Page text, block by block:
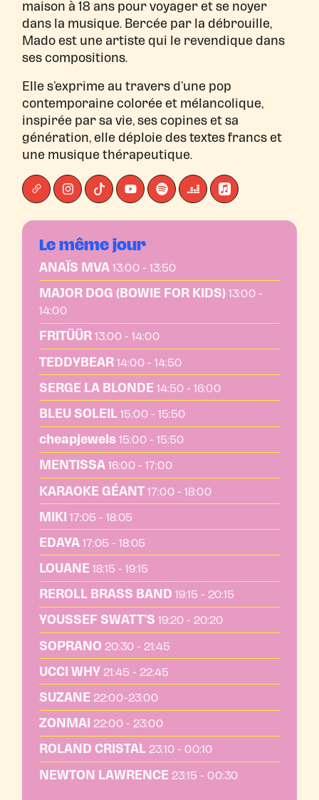
maison à 18 ans pour voyager et se noyer
dans la musique. Bercée par la débrouille,
Mado est une artiste qui le revendique dans
ses compositions.
Elle s’exprime au travers d’une pop
contemporaine colorée et mélancolique,
inspirée par sa vie, ses copines et sa
génération, elle déploie des textes francs et
une musique thérapeutique.
Le même jour
ANAÏS MVA13:00 - 13:50
MAJOR DOG (BOWIE FOR KIDS)13:00 -
14:00
FRITÜÜR13:00 - 14:00
TEDDYBEAR14:00 - 14:50
SERGE LA BLONDE14:50 - 16:00
BLEU SOLEIL15:00 - 15:50
cheapjewels15:00 - 15:50
MENTISSA16:00 - 17:00
KARAOKE GÉANT17:00 - 18:00
MIKI17:05 - 18:05
EDAYA17:05 - 18:05
LOUANE18:15 - 19:15
REROLL BRASS BAND19:15 - 20:15
YOUSSEF SWATT’S19:20 - 20:20
SOPRANO20:30 - 21:45
UCCI WHY21:45 - 22:45
SUZANE22:00-23:00
ZONMAI22:00 - 23:00
ROLAND CRISTAL23:10 - 00:10
NEWTON LAWRENCE23:15 - 00:30